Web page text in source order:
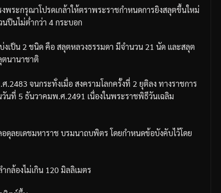
พระกรุณาโปรดเกล้าให้ตราพระราชกำหนดการยิงสลุตขึ้นใหม่
ปืนไม่ต่ำกว่า 4กระบอก
งเป็น 2 ชนิดคือสลุตหลวงธรรมดา มีจำนวน 21 นัด และสลุต
ตนานาชาติ
.ศ.2483 จนกระทั่งเมื่อสงครามโลกครั้งที่ 2 ยุติลง ทางราชการ
วันที่ 5 ธันวาคมพ.ศ.2491 เนื่องในพระราชพิธีวันเฉลิม
ดุลยเดชมหาราช บรมนาถบพิตร โดยกำหนดข้อบังคับไว้โดย
กล้องไม่เกิน 120มิลลิเมตร